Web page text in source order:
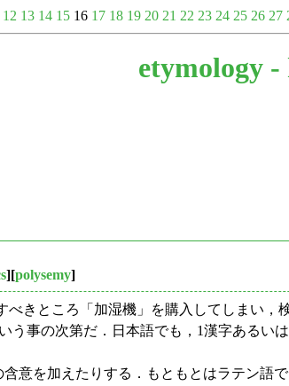
12 13 14 15 16 17 18 19 20 21 22 23 24 25 26 27
etymology -
][polysemy]
きところ「加湿機」を購入してしまい，
う事の次第だ．日本語でも，1漢字あるい
意を加えたりする．もともとはラテン語